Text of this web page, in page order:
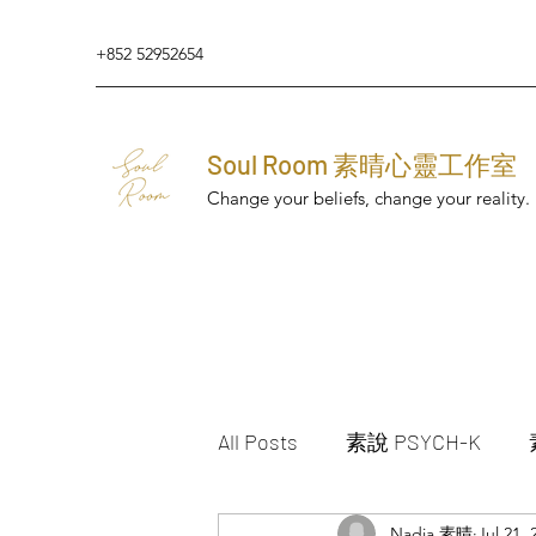
+852 52952654
Soul Room 素晴心靈工作室
Change your beliefs, change your reality.
All Posts 素說 PSYCH-K